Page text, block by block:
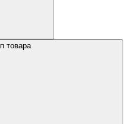
товара